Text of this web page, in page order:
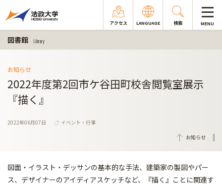
アクセス LANGUAGE 検索 MENU
図書館 Library
お知らせ
2022年度第2回市ケ谷田町校舎閲覧室展示
『描く』
2022年06月07日
イベント・行事
お知らせ
図面・イラスト・デッサンの基本的な手法、建築家の製図やパー
ス、デザイナーのアイディアスケッチなど、『描く』ことに関連す